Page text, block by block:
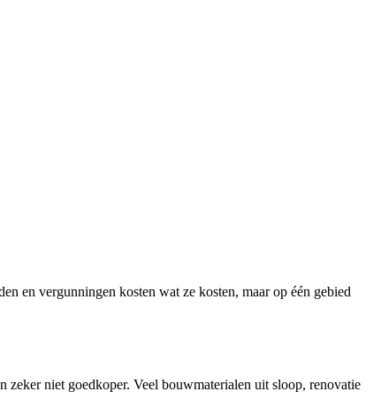
en vergunningen kosten wat ze kosten, maar op één gebied
niet goedkoper. Veel bouwmaterialen uit sloop, renovatie